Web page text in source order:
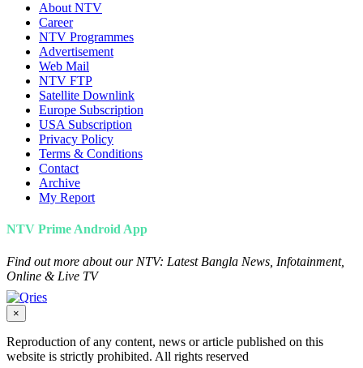
About NTV
Career
NTV Programmes
Advertisement
Web Mail
NTV FTP
Satellite Downlink
Europe Subscription
USA Subscription
Privacy Policy
Terms & Conditions
Contact
Archive
My Report
NTV Prime Android App
Find out more about our NTV: Latest Bangla News, Infotainment,
Online & Live TV
×
Reproduction of any content, news or article published on this
website is strictly prohibited. All rights reserved